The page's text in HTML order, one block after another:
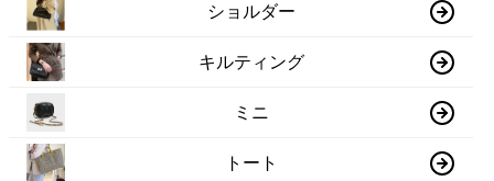
ショルダー
キルティング
ミニ
トート